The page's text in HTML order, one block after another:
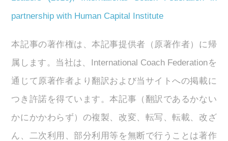
partnership with Human Capital Institute
本記事の著作権は、本記事提供者（原著作者）に帰
属します。当社は、International Coach Federationを
通じて原著作者より翻訳および当サイトへの掲載に
つき許諾を得ています。本記事（翻訳であるかない
かにかかわらず）の複製、改変、転写、転載、改ざ
ん、二次利用、部分利用等を無断で行うことは著作